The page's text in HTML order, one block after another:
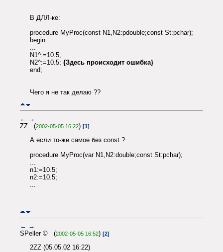
В ДЛЛ-ке:
procedure MyProc(const N1,N2:pdouble;const St:pchar);
begin
...
N1^:=10.5;
N2^:=10.5; {Здесь происходит ошибка}
end;
Чего я не так делаю ??
← →
ZZ (2002-05-05 16:22) [1]
А если то-же самое без const ?
procedure MyProc(var N1,N2:double;const St:pchar);
...
n1:=10.5;
n2:=10.5;
...
← →
SPeller © (2002-05-05 16:52) [2]
2ZZ (05.05.02 16:22)